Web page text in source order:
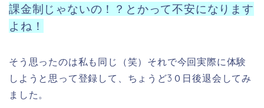
課金制じゃないの！？とかって不安になります
よね！
そう思ったのは私も同じ（笑）それで今回実際に体験
しようと思って登録して、ちょうど3０日後退会してみ
ました。